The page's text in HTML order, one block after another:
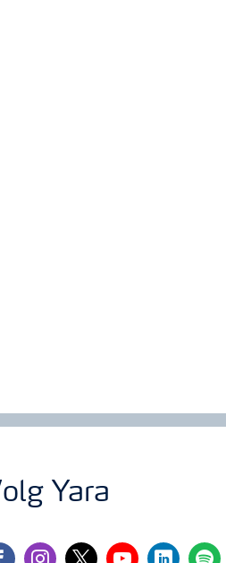
Yara
instagram
twitteryoutubelinkedinspotify